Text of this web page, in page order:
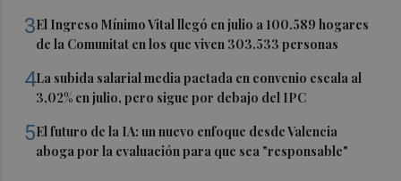
3El Ingreso Mínimo Vital llegó en julio a 100.589 hogares
de la Comunitat en los que viven 303.533 personas
4La subida salarial media pactada en convenio escala al
3,02% en julio, pero sigue por debajo del IPC
5El futuro de la IA: un nuevo enfoque desde Valencia
aboga por la evaluación para que sea "responsable"